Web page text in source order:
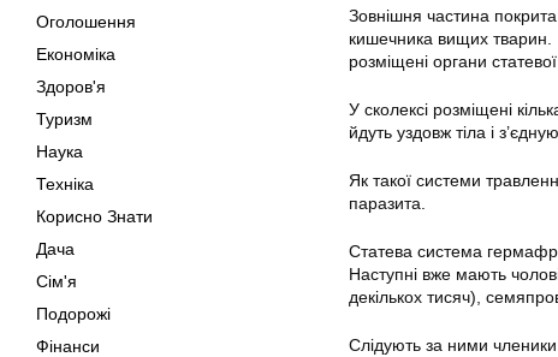
Оголошення
Економіка
Здоров'я
Туризм
Наука
Техніка
Корисно Знати
Дача
Сім'я
Подорожі
Фінанси
Зовнішня частина
кишечника вищих тварин.
розміщені органи
У сколексі розміщені
йдуть уздовж тіла і
Як такої системи
паразита.
Статева система
Наступні вже мають
декількох тисяч),
Слідують за ними членики,